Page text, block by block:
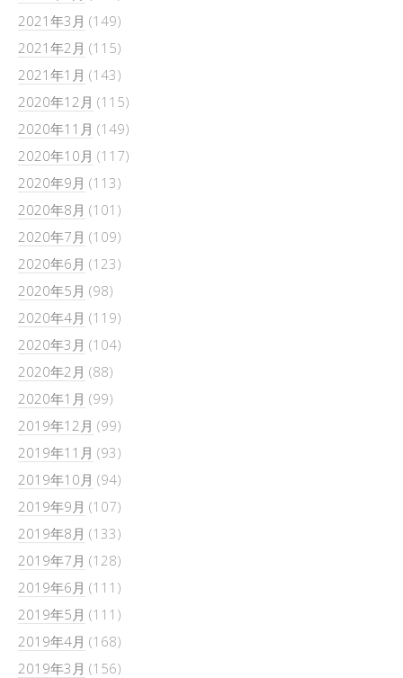
2021年3月 (149)
2021年2月 (115)
2021年1月 (143)
2020年12月 (115)
2020年11月 (149)
2020年10月 (117)
2020年9月 (113)
2020年8月 (101)
2020年7月 (109)
2020年6月 (123)
2020年5月 (98)
2020年4月 (119)
2020年3月 (104)
2020年2月 (88)
2020年1月 (99)
2019年12月 (99)
2019年11月 (93)
2019年10月 (94)
2019年9月 (107)
2019年8月 (133)
2019年7月 (128)
2019年6月 (111)
2019年5月 (111)
2019年4月 (168)
2019年3月 (156)